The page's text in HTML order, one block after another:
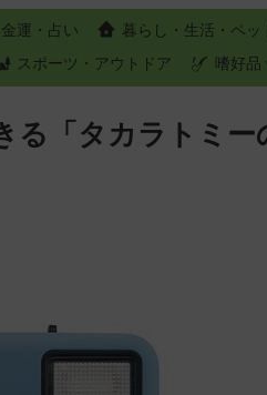
金運・占い 暮らし・生活・ペッ
スポーツ・アウトドア 嗜好品
る「タカラトミー